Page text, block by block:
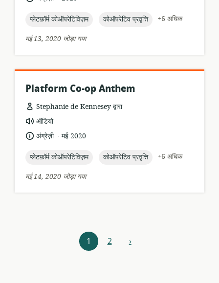
स्थान:
topic:
प्लेटफ़ॉर्म कोऑपरेटिविज़म topic:
कोऑपरेटिव प्रवृत्ति
+6 अधिक
मई 13, 2020 जोड़ा गया
Platform Co-op Anthem
Stephanie de Kennesey द्वारा
संसाधन
प्रारूप:
ऑडियो
भाषा:अंग्रेज़ी .
प्रकाशनमई 2020
topic:
प्लेटफ़ॉर्म कोऑपरेटिविज़म topic:
कोऑपरेटिव प्रवृत्ति
+6 अधिक
मई 14, 2020 जोड़ा गया
1 2 आगे
›